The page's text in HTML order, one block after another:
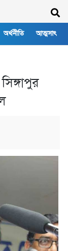
অর্থনীতি আত্মসাৎ